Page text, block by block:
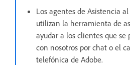
Los agentes de Asistencia
utilizan la herramienta de
ayudar a los clientes que
con nosotros por chat o el
telefónica de Adobe.